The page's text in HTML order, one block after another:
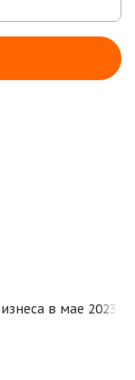
в мае 2023